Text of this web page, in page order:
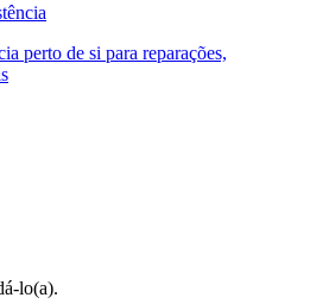
perto de si para reparações,
lo(a).